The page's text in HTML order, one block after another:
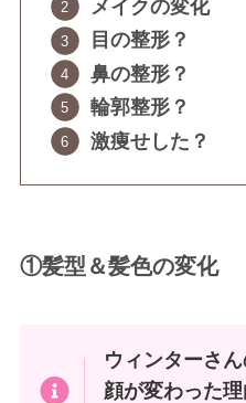
メイクの変化
目の整形？
鼻の整形？
輪郭整形？
激痩せした？
①髪型＆髪色の変化
ウィンターさ
顔が変わった